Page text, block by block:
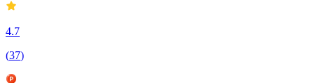
4.7
(37)